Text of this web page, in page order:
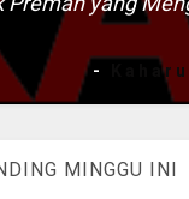
-
MINGGU INI